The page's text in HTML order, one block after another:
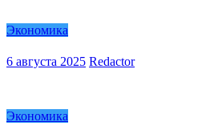
Экономика
6 августа 2025 Redactor
Экономика